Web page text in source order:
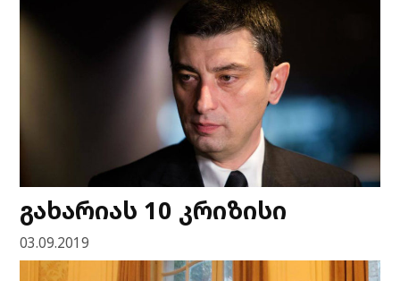
გახარიას 10 კრიზისი
03.09.2019